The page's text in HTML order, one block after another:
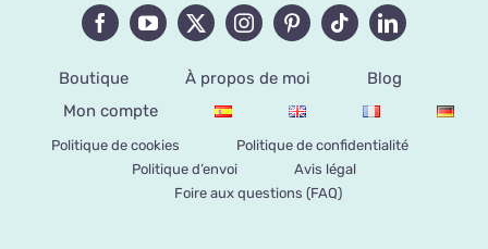
Boutique À propos de moi
Blog
Mon compte
Politique de cookies
Politique de confidentialité
Politique d’envoi
Avis légal
Foire aux questions (FAQ)